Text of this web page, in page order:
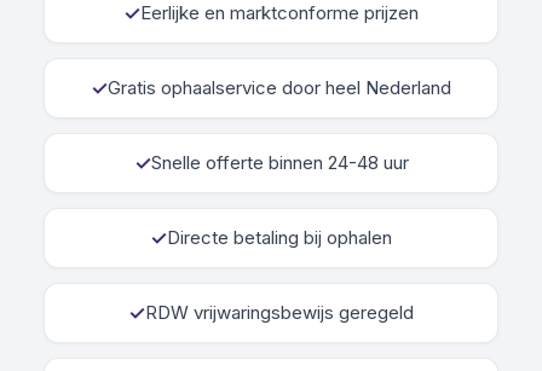
✓Eerlijke en marktconforme prijzen
✓Gratis ophaalservice door heel Nederland
✓Snelle offerte binnen 24-48 uur
✓Directe betaling bij ophalen
✓RDW vrijwaringsbewijs geregeld